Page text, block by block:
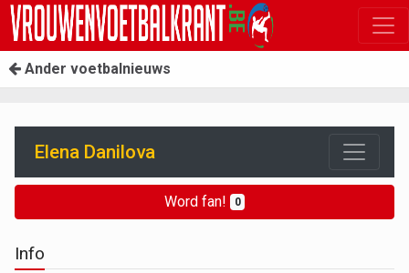
Ander voetbalnieuws
Elena Danilova
Word fan! 0
Info